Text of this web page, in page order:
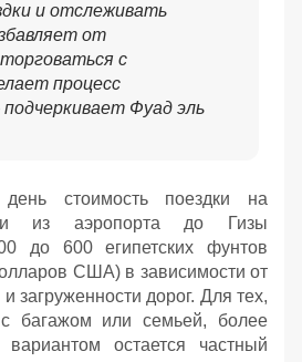
и отслеживать
от
с
процесс
Фуад эль
стоимость поездки на
из аэропорта до Гизы
до 600 египетских фунтов
США) в зависимости от
загруженности дорог. Для тех,
с багажом или семьей, более
вариантом остается частный